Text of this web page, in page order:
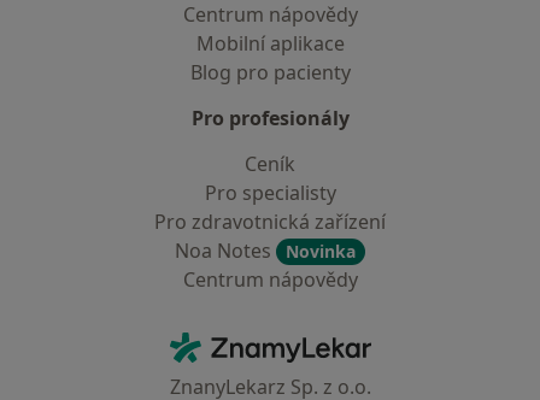
Centrum nápovědy
Mobilní aplikace
Blog pro pacienty
Pro profesionály
Ceník
Pro specialisty
Pro zdravotnická zařízení
Noa Notes
Novinka
Centrum nápovědy
ZnamyLekar - Hlavní stránka
ZnanyLekarz Sp. z o.o.